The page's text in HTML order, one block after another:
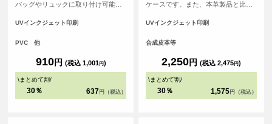
バッグやリュックに取り付け可能。
イズ感で、推し活グッズの持ち歩き
目安サイズ：約W63×H88（mm）程
イズ：約W65×H100～105（mm）程
度収納可<br> ※あくまで収納目安に
なります。
UVインクジェット印刷
PVC 他
910円 (税込 1,001円)
\まとめて割/
30％ 637 円（税込）
ケースです。また、本革製品と比
態を保てます。ファスナーが半分以
のもポイント！ちょっとした小物入
UVインクジェット印刷
合成皮革等
2,250円 (税込 2,475円)
\まとめて割/
30％ 1,575 円（税込）